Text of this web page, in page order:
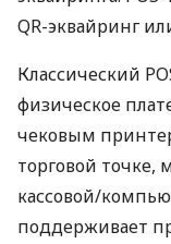
QR-эквайринг
Классический
физическое
чековым
торговой точке,
кассовой/
поддерживает